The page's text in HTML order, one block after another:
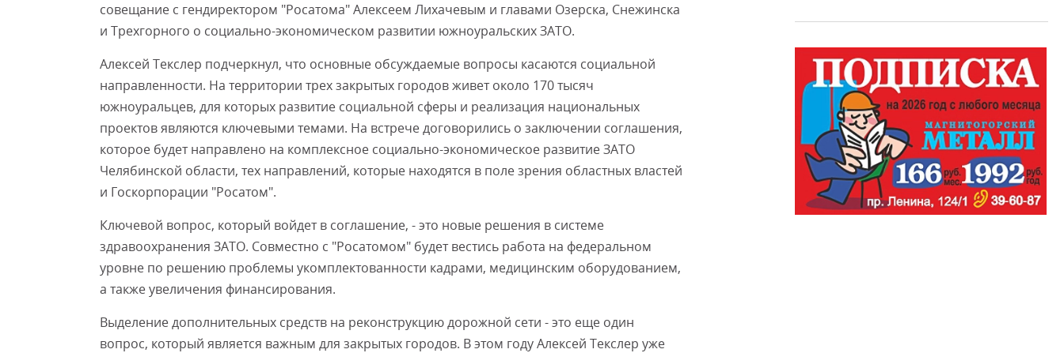
совещание с гендиректором "Росатома" Алексеем Лихачевым и главами Озерска, Снежинска
и Трехгорного о социально-экономическом развитии южноуральских ЗАТО.
Алексей Текслер подчеркнул, что основные обсуждаемые вопросы касаются социальной
направленности. На территории трех закрытых городов живет около 170 тысяч
южноуральцев, для которых развитие социальной сферы и реализация национальных
проектов являются ключевыми темами. На встрече договорились о заключении соглашения,
которое будет направлено на комплексное социально-экономическое развитие ЗАТО
Челябинской области, тех направлений, которые находятся в поле зрения областных властей
и Госкорпорации "Росатом".
Ключевой вопрос, который войдет в соглашение, - это новые решения в системе
здравоохранения ЗАТО. Совместно с "Росатомом" будет вестись работа на федеральном
уровне по решению проблемы укомплектованности кадрами, медицинским оборудованием,
а также увеличения финансирования.
Выделение дополнительных средств на реконструкцию дорожной сети - это еще один
вопрос, который является важным для закрытых городов. В этом году Алексей Текслер уже